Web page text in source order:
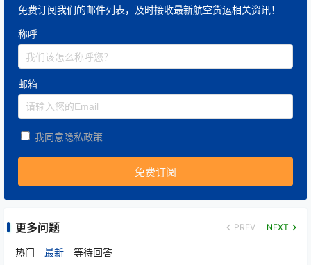
免费订阅我们的邮件列表，及时接收最新航空货运相关资讯！
称呼
邮箱
我同意隐私政策
更多问题 PREV NEXT
热门 最新 等待回答